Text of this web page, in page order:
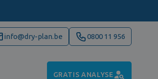
info@dry-plan.be 0800 11 956
GRATIS ANALYSE